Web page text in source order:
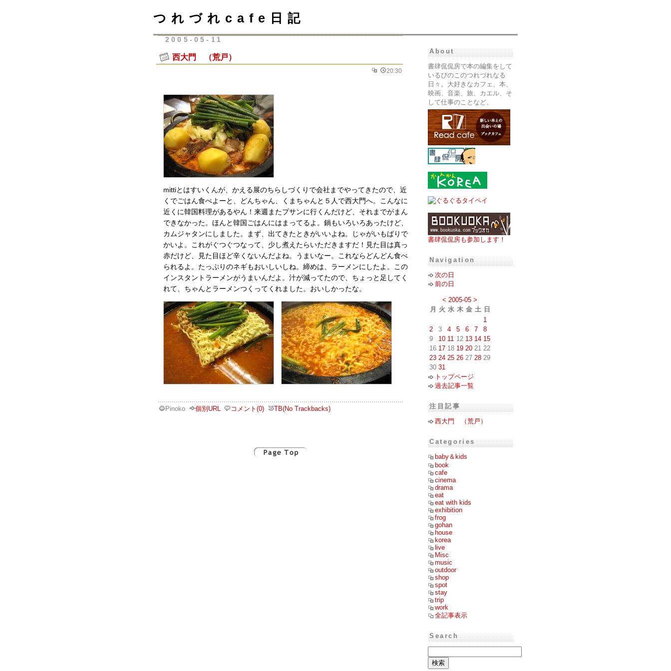
つれづれcafe日記
2005-05-11
西大門 （荒戸）
20:30
mittiとはすいくんが、かえる展のちらしづくりで会社までやってきたので、近
くでごはん食べよーと、どんちゃん、くまちゃんと５人で西大門へ。こんなに
近くに韓国料理があるやん！来週またプサンに行くんだけど、それまでがまん
できなかった。ほんと韓国ごはんにはまってるよ。鍋もいろいろあったけど、
カムジャタンにしました。まず、出てきたときがいいよね。じゃがいもばりで
かいよ。これがぐつぐつなって、少し煮えたらいただきますだ！見た目は真っ
赤だけど、見た目ほど辛くないんだよね。うまいなー。これならどんどん食べ
られるよ。たっぷりのネギもおいしいしね。締めは、ラーメンにしたよ。この
インスタントラーメンがうまいんだよ。汁が減ってたので、ちょっと足してく
れて、ちゃんとラーメンつくってくれました。おいしかったな。
Pinoko 個別URL コメント(0) TB(No Trackbacks)
About
書肆侃侃房で本の編集をして
いるぴのこのつれづれなる
日々。大好きなカフェ、本、
映画、音楽、旅、カエル、そ
して仕事のことなど。
書肆侃侃房も参加します！
Navigation
次の日
前の日
< 2005-05 >
月
火 水 木 金 土 日
1
2
3 4 5 6 7
8
9
10 11 12 13 14 15
16 17 18 19 20 21 22
23 24 25 26 27 28 29
30 31
トップページ
過去記事一覧
注目記事
西大門 （荒戸）
Categories
baby＆kids
book
cafe
cinema
drama
eat
eat with kids
exhibition
frog
gohan
house
korea
live
Misc
music
outdoor
shop
spot
stay
trip
work
全記事表示
Search